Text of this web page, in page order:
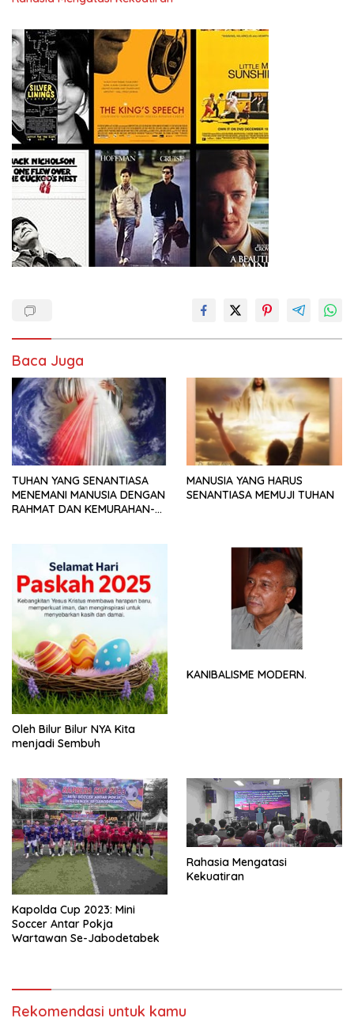
Baca Juga
TUHAN YANG SENANTIASA
MENEMANI MANUSIA DENGAN
RAHMAT DAN KEMURAHAN-
MANUSIA YANG HARUS
SENANTIASA MEMUJI TUHAN
Oleh Bilur Bilur NYA Kita
menjadi Sembuh
KANIBALISME MODERN.
Kapolda Cup 2023: Mini
Soccer Antar Pokja
Wartawan Se-Jabodetabek
Rahasia Mengatasi
Kekuatiran
Rekomendasi untuk kamu